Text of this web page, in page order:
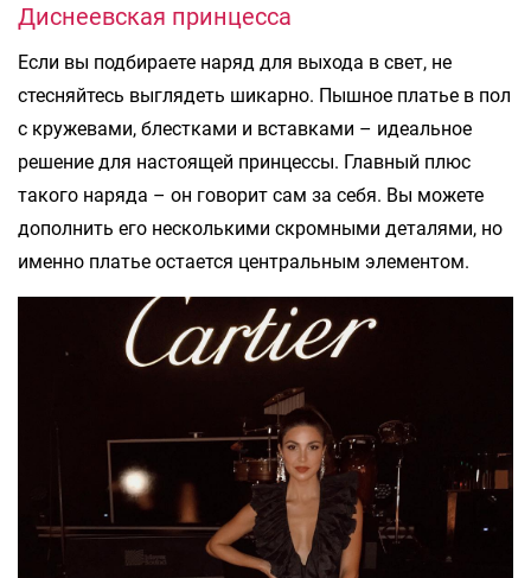
Диснеевская принцесса
Если вы подбираете наряд для выхода в свет, не
стесняйтесь выглядеть шикарно. Пышное платье в пол
с кружевами, блестками и вставками – идеальное
решение для настоящей принцессы. Главный плюс
такого наряда – он говорит сам за себя. Вы можете
дополнить его несколькими скромными деталями, но
именно платье остается центральным элементом.